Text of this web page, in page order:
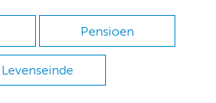
Pensioen
Levenseinde